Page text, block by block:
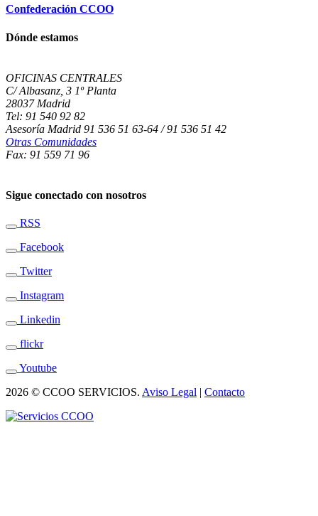
Confederación CCOO
Dónde estamos
OFICINAS CENTRALES
C/ Albasanz, 3 1º Planta
28037 Madrid
Tel: 91 540 92 82
Asesoría Madrid 91 536 51 63-64 / 91 536 51 42
Otras Comunidades
Fax: 91 559 71 96
Sigue conectado con nosotros
RSS
Facebook
Twitter
Instagram
Linkedin
flickr
Youtube
2026 © CCOO SERVICIOS. Aviso Legal | Contacto